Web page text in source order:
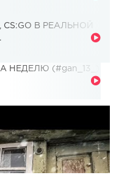
В РЕАЛЬНОЙ
НЕДЕЛЮ (#gan_13_)